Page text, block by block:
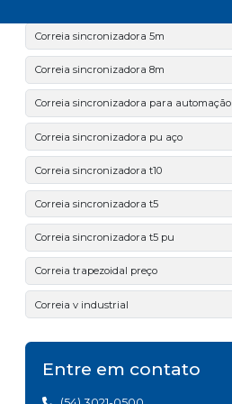
Correia sincronizadora 5m
Correia sincronizadora 8m
Correia sincronizadora para automação
Correia sincronizadora pu aço
Correia sincronizadora t10
Correia sincronizadora t5
Correia sincronizadora t5 pu
Correia trapezoidal preço
Correia v industrial
Correias 5m
Entre em contato